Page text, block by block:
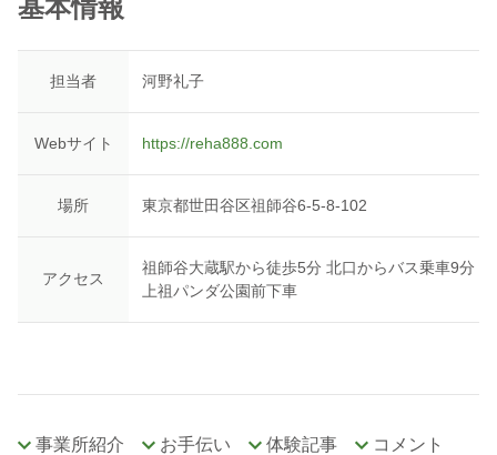
基本情報
担当者 河野礼子
Webサイト https://reha888.com
場所 東京都世田谷区祖師谷6-5-8-102
アクセス
祖師谷大蔵駅から徒歩5分 北口からバス乗車9分
上祖パンダ公園前下車
事業所紹介 お手伝い 体験記事 コメント